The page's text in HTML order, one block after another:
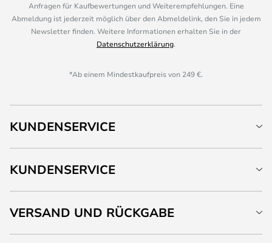
Anfragen für Kaufbewertungen und Weiterempfehlungen. Eine
Abmeldung ist jederzeit möglich über den Abmeldelink, den Sie in jedem
Newsletter finden. Weitere Informationen erhalten Sie in der
Datenschutzerklärung.
*Ab einem Mindestkaufpreis von 249 €.
KUNDENSERVICE
KUNDENSERVICE
VERSAND UND RÜCKGABE